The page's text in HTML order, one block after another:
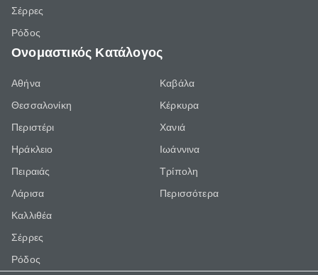
Σέρρες
Ρόδος
Ονομαστικός Κατάλογος
Αθήνα
Θεσσαλονίκη
Περιστέρι
Ηράκλειο
Πειραιάς
Λάρισα
Καλλιθέα
Σέρρες
Ρόδος
Καβάλα
Κέρκυρα
Χανιά
Ιωάννινα
Τρίπολη
Περισσότερα